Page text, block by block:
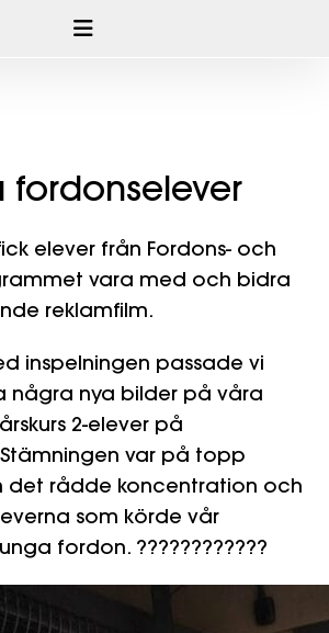
fordonselever
elever från Fordons- och
vara med och bidra
reklamfilm.
inspelningen passade vi
några nya bilder på våra
2-elever på
var på topp
det rådde koncentration och
som körde vår
fordon. ????????????